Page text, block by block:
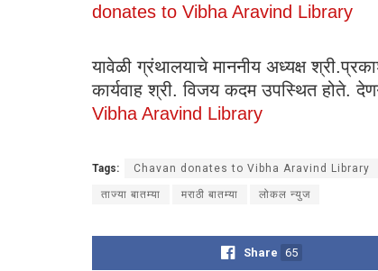
donates to Vibha Aravind Library
यावेळी ग्रंथालयाचे माननीय अध्यक्ष
कार्यवाह श्री. विजय कदम उपस्थित होते.
Vibha Aravind Library
Tags: Chavan donates to Vibha Aravind Library
ताज्या बातम्या मराठी बातम्या लोकल न्युज
Share 65